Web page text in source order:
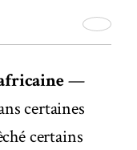
—
certaines
certains